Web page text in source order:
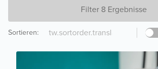
Filter 8 Ergebnisse
Sortieren: